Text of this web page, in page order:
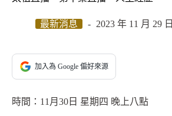
最新消息 2023 年 11 月 29 日
加入為 Google 偏好來源
時間：11月30日 星期四 晚上八點